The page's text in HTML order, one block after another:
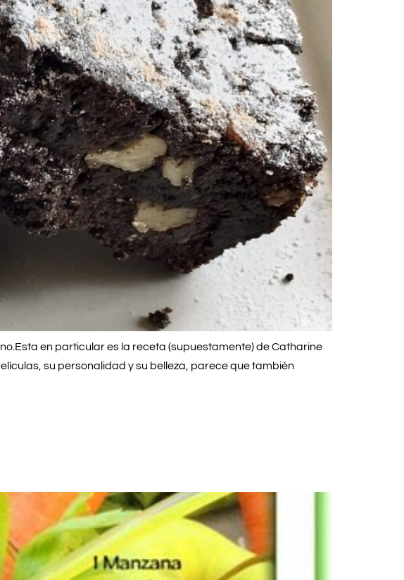
en particular es la receta (supuestamente) de Catharine
su personalidad y su belleza, parece que también